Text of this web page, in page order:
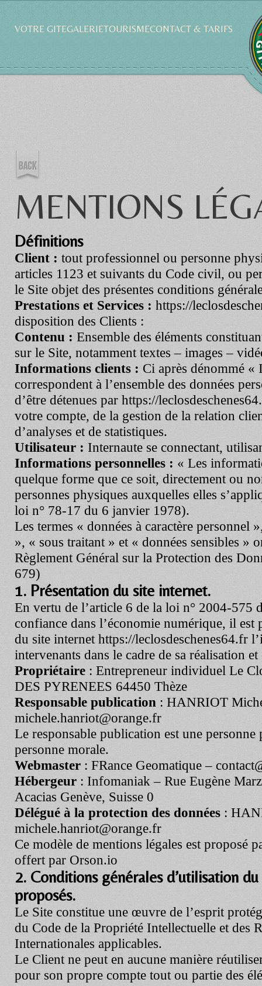
VOTRE GITEGALERIETOURISMECONTACT & TARIFS
MENTIONS
Définitions
Client : tout professionnel ou personne
articles 1123 et suivants du Code civil, ou
le Site objet des présentes conditions
Prestations et Services : https://
disposition des Clients :
Contenu : Ensemble des éléments
sur le Site, notamment textes – images –
Informations clients : Ci après dénommé
correspondent à l’ensemble des données
d’être détenues par https://
votre compte, de la gestion de la relation
d’analyses et de statistiques.
Utilisateur : Internaute se connectant,
Informations personnelles : « Les
quelque forme que ce soit, directement ou
personnes physiques auxquelles elles
loi n° 78-17 du 6 janvier 1978).
Les termes « données à caractère personnel
», « sous traitant » et « données sensibles »
Règlement Général sur la Protection des
679)
1. Présentation du site internet.
En vertu de l’article 6 de la loi n° 2004-575
confiance dans l’économie numérique, il est
du site internet https://leclosdeschenes64.fr
intervenants dans le cadre de sa réalisation
Propriétaire : Entrepreneur individuel Le
DES PYRENEES 64450 Thèze
Responsable publication : HANRIOT
michele.hanriot@orange.fr
Le responsable publication est une personne
personne morale.
Webmaster : FRance Geomatique –
Hébergeur : Infomaniak – Rue Eugène
Acacias Genève, Suisse 0
Délégué à la protection des données :
michele.hanriot@orange.fr
Ce modèle de mentions légales est proposé
offert par Orson.io
2. Conditions générales d’utilisation
proposés.
Le Site constitue une œuvre de l’esprit
du Code de la Propriété Intellectuelle et des
Internationales applicables.
Le Client ne peut en aucune manière
pour son propre compte tout ou partie des